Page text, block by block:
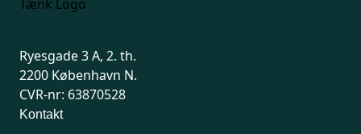
Ryesgade 3 A, 2. th.
2200 København N.
CVR-nr: 63870528
Kontakt